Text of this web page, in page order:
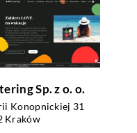
Sp. z o. o.
Konopnickiej 31
Kraków